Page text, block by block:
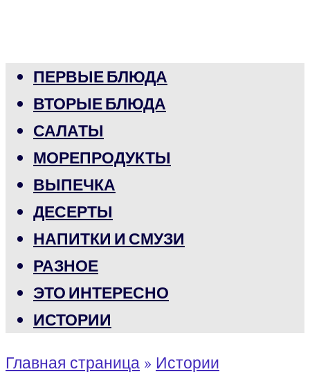
ПЕРВЫЕ БЛЮДА
ВТОРЫЕ БЛЮДА
САЛАТЫ
МОРЕПРОДУКТЫ
ВЫПЕЧКА
ДЕСЕРТЫ
НАПИТКИ И СМУЗИ
РАЗНОЕ
ЭТО ИНТЕРЕСНО
ИСТОРИИ
Главная страница » Истории